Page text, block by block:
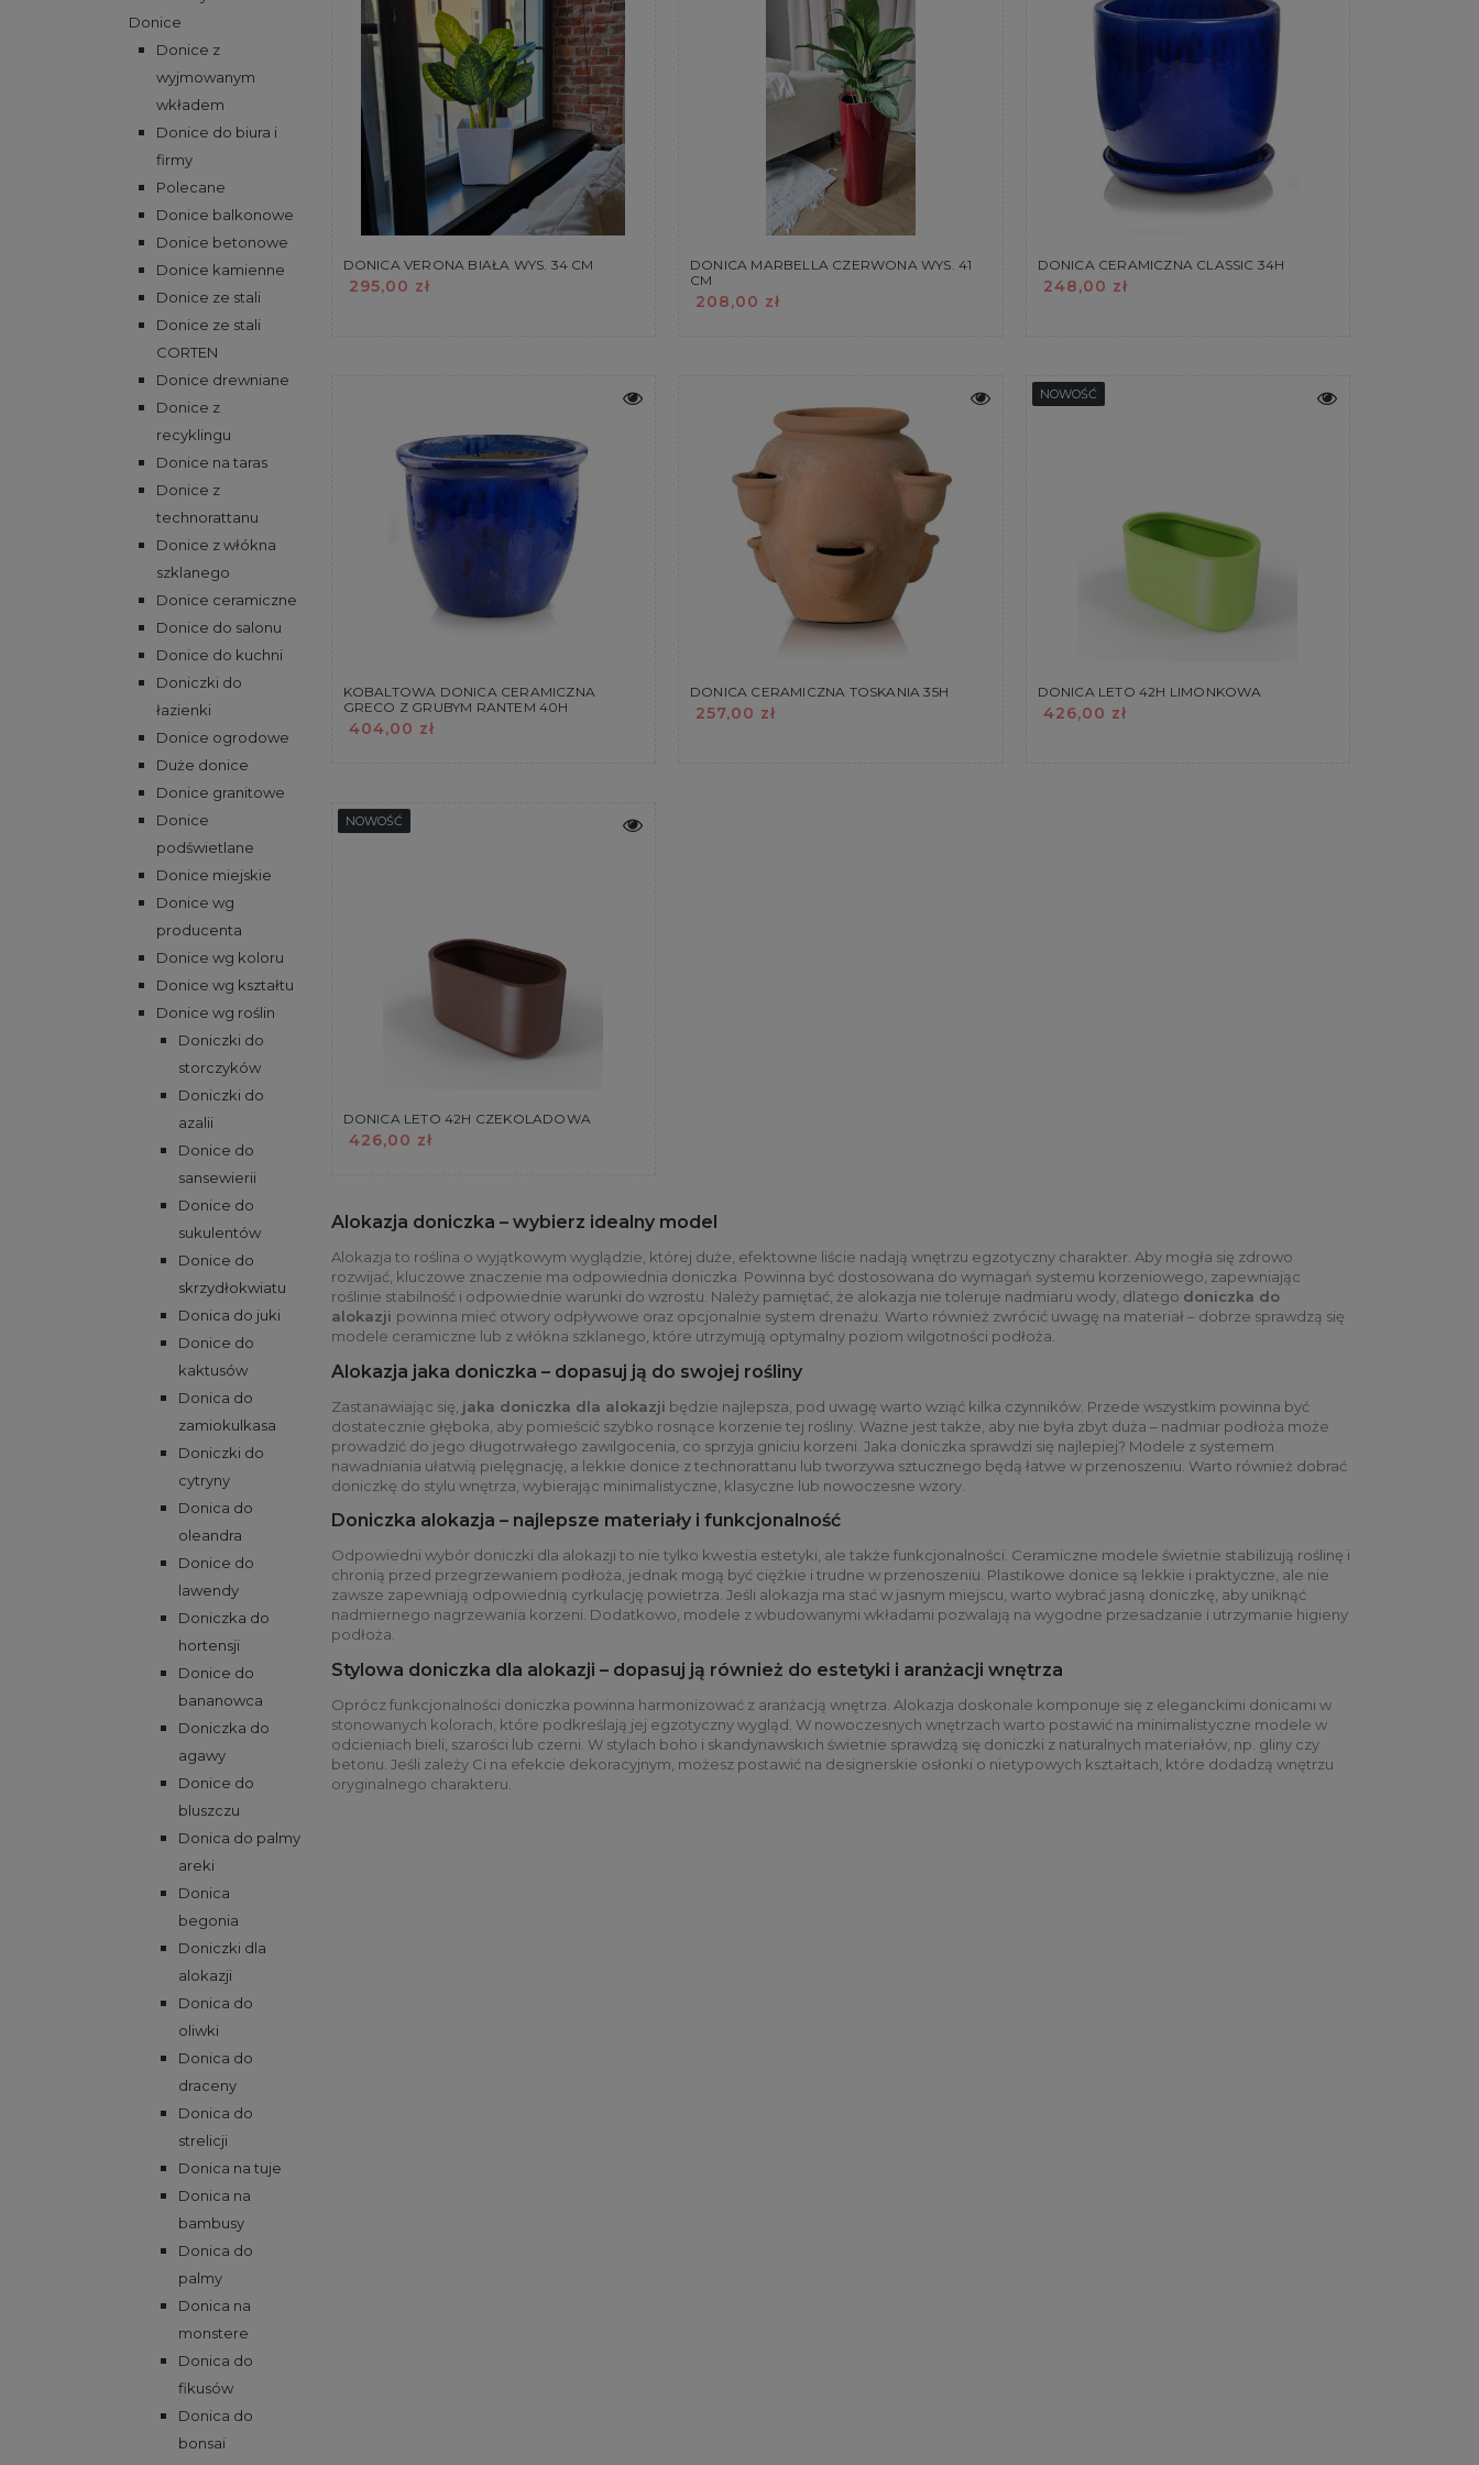
Donice
Donice z
wyjmowanym
wkładem
Donice do biura i
firmy
Polecane
Donice balkonowe
Donice betonowe
Donice kamienne
Donice ze stali
Donice ze stali
CORTEN
Donice drewniane
Donice z
recyklingu
Donice na taras
Donice z
technorattanu
Donice z włókna
szklanego
Donice ceramiczne
Donice do salonu
Donice do kuchni
Doniczki do
łazienki
Donice ogrodowe
Duże donice
Donice granitowe
Donice
podświetlane
Donice miejskie
Donice wg
producenta
Donice wg koloru
Donice wg kształtu
Donice wg roślin
Doniczki do
storczyków
Doniczki do
azalii
Donice do
sansewierii
Donice do
sukulentów
Donice do
skrzydłokwiatu
Donica do juki
Donice do
kaktusów
Donica do
zamiokulkasa
Doniczki do
cytryny
Donica do
oleandra
Donice do
lawendy
Doniczka do
hortensji
Donice do
bananowca
Doniczka do
agawy
Donice do
bluszczu
Donica do palmy
areki
Donica
begonia
Doniczki dla
alokazji
Donica do
oliwki
Donica do
draceny
Donica do
strelicji
Donica na tuje
Donica na
bambusy
Donica do
palmy
Donica na
monstere
Donica do
fikusów
Donica do
bonsai
DONICA VERONA BIAŁA WYS. 34 CM
295,00 zł
DONICA MARBELLA CZERWONA WYS. 41
CM
208,00 zł
DONICA CERAMICZNA CLASSIC 34H
248,00 zł
KOBALTOWA DONICA CERAMICZNA
GRECO Z GRUBYM RANTEM 40H
404,00 zł
DONICA CERAMICZNA TOSKANIA 35H
257,00 zł
DONICA LETO 42H LIMONKOWA
426,00 zł
NOWOŚĆ
DONICA LETO 42H CZEKOLADOWA
426,00 zł
NOWOŚĆ
Alokazja doniczka – wybierz idealny model
Alokazja to roślina o wyjątkowym wyglądzie, której duże, efektowne liście nadają wnętrzu egzotyczny charakter. Aby mogła się zdrowo
rozwijać, kluczowe znaczenie ma odpowiednia doniczka. Powinna być dostosowana do wymagań systemu korzeniowego, zapewniając
roślinie stabilność i odpowiednie warunki do wzrostu. Należy pamiętać, że alokazja nie toleruje nadmiaru wody, dlatego doniczka do
alokazji powinna mieć otwory odpływowe oraz opcjonalnie system drenażu. Warto również zwrócić uwagę na materiał – dobrze sprawdzą się
modele ceramiczne lub z włókna szklanego, które utrzymują optymalny poziom wilgotności podłoża.
Alokazja jaka doniczka – dopasuj ją do swojej rośliny
Zastanawiając się, jaka doniczka dla alokazji będzie najlepsza, pod uwagę warto wziąć kilka czynników. Przede wszystkim powinna być
dostatecznie głęboka, aby pomieścić szybko rosnące korzenie tej rośliny. Ważne jest także, aby nie była zbyt duża – nadmiar podłoża może
prowadzić do jego długotrwałego zawilgocenia, co sprzyja gniciu korzeni. Jaka doniczka sprawdzi się najlepiej? Modele z systemem
nawadniania ułatwią pielęgnację, a lekkie donice z technorattanu lub tworzywa sztucznego będą łatwe w przenoszeniu. Warto również dobrać
doniczkę do stylu wnętrza, wybierając minimalistyczne, klasyczne lub nowoczesne wzory.
Doniczka alokazja – najlepsze materiały i funkcjonalność
Odpowiedni wybór doniczki dla alokazji to nie tylko kwestia estetyki, ale także funkcjonalności. Ceramiczne modele świetnie stabilizują roślinę i
chronią przed przegrzewaniem podłoża, jednak mogą być ciężkie i trudne w przenoszeniu. Plastikowe donice są lekkie i praktyczne, ale nie
zawsze zapewniają odpowiednią cyrkulację powietrza. Jeśli alokazja ma stać w jasnym miejscu, warto wybrać jasną doniczkę, aby uniknąć
nadmiernego nagrzewania korzeni. Dodatkowo, modele z wbudowanymi wkładami pozwalają na wygodne przesadzanie i utrzymanie higieny
podłoża.
Stylowa doniczka dla alokazji – dopasuj ją również do estetyki i aranżacji wnętrza
Oprócz funkcjonalności doniczka powinna harmonizować z aranżacją wnętrza. Alokazja doskonale komponuje się z eleganckimi donicami w
stonowanych kolorach, które podkreślają jej egzotyczny wygląd. W nowoczesnych wnętrzach warto postawić na minimalistyczne modele w
odcieniach bieli, szarości lub czerni. W stylach boho i skandynawskich świetnie sprawdzą się doniczki z naturalnych materiałów, np. gliny czy
betonu. Jeśli zależy Ci na efekcie dekoracyjnym, możesz postawić na designerskie osłonki o nietypowych kształtach, które dodadzą wnętrzu
oryginalnego charakteru.